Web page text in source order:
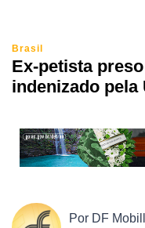
Brasil
Ex-petista
indenizado pela
Por DF